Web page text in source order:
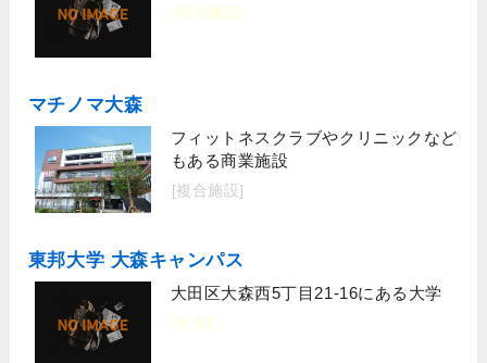
[宿泊施設]
マチノマ大森
フィットネスクラブやクリニックなど
もある商業施設
[複合施設]
東邦大学 大森キャンパス
大田区大森西5丁目21-16にある大学
[大学]